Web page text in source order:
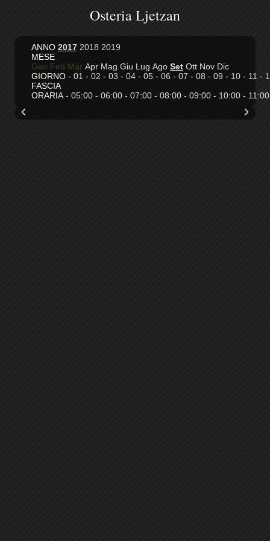
Osteria Ljetzan
ANNO 2017 2018 2019
MESE
Gen Feb Mar Apr Mag Giu Lug Ago Set Ott Nov Dic
GIORNO - 01 - 02 - 03 - 04 - 05 - 06 - 07 - 08 - 09 - 10 - 11 -
FASCIA
ORARIA - 05:00 - 06:00 - 07:00 - 08:00 - 09:00 - 10:00 - 11:00